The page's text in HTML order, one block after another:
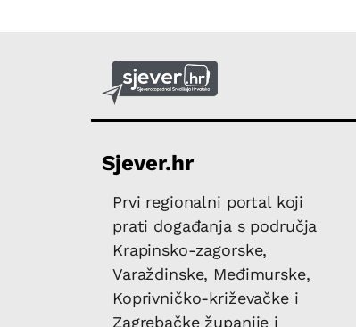
Sjever.hr
Prvi regionalni portal koji
prati događanja s područja
Krapinsko-zagorske,
Varaždinske, Međimurske,
Koprivničko-križevačke i
Zagrebačke županije i